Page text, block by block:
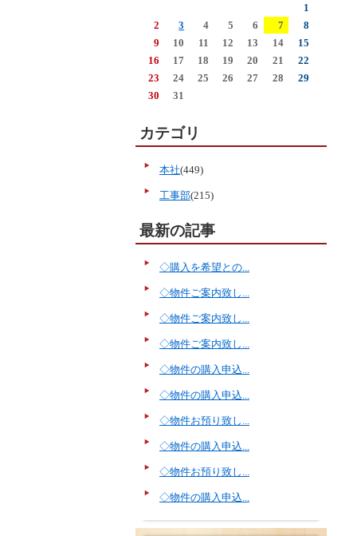
1
2
3 4 5 6 7
8
9
10 11 12 13 14
15
16
17 18 19 20 21
22
23
24 25 26 27 28
29
30
31
カテゴリ
本社(449)
工事部(215)
最新の記事
◇購入を希望との...
◇物件ご案内致し...
◇物件ご案内致し...
◇物件ご案内致し...
◇物件の購入申込...
◇物件の購入申込...
◇物件お預り致し...
◇物件の購入申込...
◇物件お預り致し...
◇物件の購入申込...